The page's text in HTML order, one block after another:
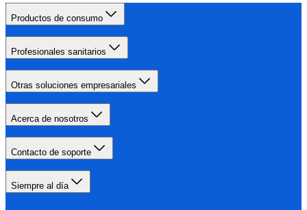
Productos de consumo
Profesionales sanitarios
Otras soluciones empresariales
Acerca de nosotros
Contacto de soporte
Siempre al día